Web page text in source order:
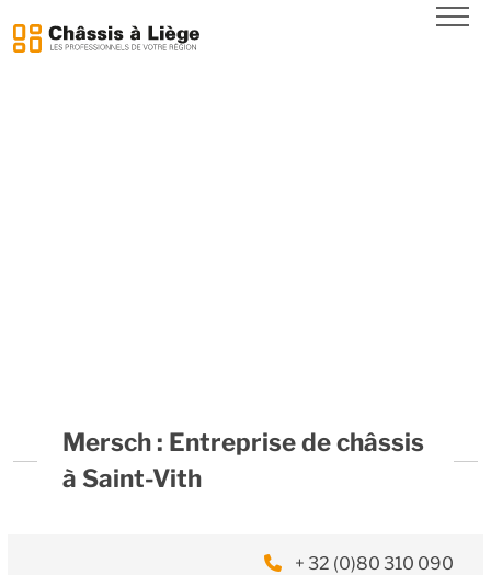
Mersch : Entreprise de châssis
à Saint-Vith
+ 32 (0)80 310 090